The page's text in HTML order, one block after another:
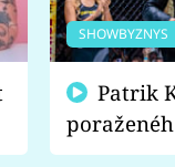
SHOWBYZNYS
fanoušci